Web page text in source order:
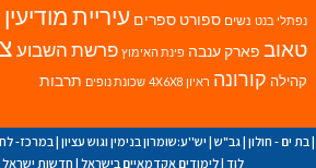
נפתלי בנט נשים ספורט ספרים עיריית מודיעין
טאוב פארק ענבה פינת האימוץ פרשת השבוע
קהילה קורונה ראיון 4X6X8 שכונת נופים תרבות
|בת ים - חולון |גב"ש | יש''ע:שומרון בנימין וגוש עציון |במרכז-
לוד |לימודים אקדמאיים בישראל | חדשות ישראל